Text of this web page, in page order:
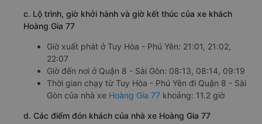
c. Lộ trình, giờ khởi hành và giờ kết thúc của xe khách
Hoàng Gia 77
Giờ xuất phát ở Tuy Hòa - Phú Yên: 21:01, 21:02,
22:07
Giờ đến nơi ở Quận 8 - Sài Gòn: 08:13, 08:14, 09:19
Thời gian chạy từ Tuy Hòa - Phú Yên đi Quận 8 - Sài
Gòn của nhà xe Hoàng Gia 77 khoảng: 11.2 giờ
d. Các điểm đón khách của nhà xe Hoàng Gia 77